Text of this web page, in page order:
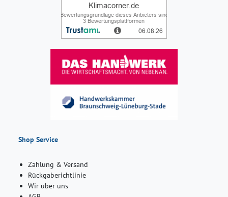
Shop Service
Zahlung & Versand
Rückgaberichtlinie
Wir über uns